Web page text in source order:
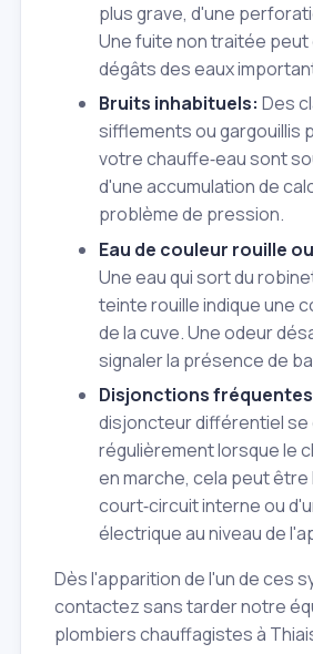
plus grave, d'une
Une fuite non traitée
dégâts des eaux
Bruits inhabituels: Des
sifflements ou gargouillis
votre chauffe‑eau sont
d'une accumulation de
problème de pression.
Eau de couleur rouille
Une eau qui sort du
teinte rouille indique une
de la cuve. Une odeur
signaler la présence de
Disjonctions
disjoncteur différentiel se
régulièrement lorsque le
en marche, cela peut être
court‑circuit interne ou
électrique au niveau de
Dès l'apparition de l'un de ces
contactez sans tarder notre
plombiers chauffagistes à